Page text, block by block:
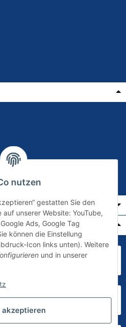
nutzen
gestatten Sie den
unserer Website: YouTube,
Ads, Google Tag
können die Einstellung
Icon links unten). Weitere
und in unserer
akzeptieren